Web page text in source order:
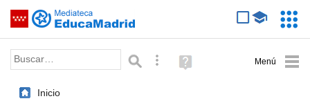
Saltar navegación
Palabra o frase: Búsqueda avanzada
Ayuda
(en
Inicio